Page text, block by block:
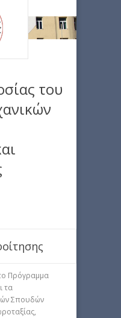
του
Πρόγραμμα
τα
Σπουδών